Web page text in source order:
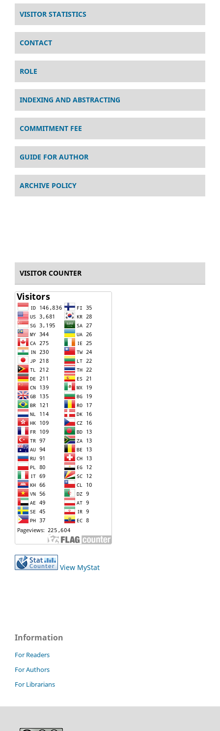
VISITOR STATISTICS
CONTACT
ROLE
INDEXING AND ABSTRACTING
COMMITMENT FEE
GUIDE FOR AUTHOR
ARCHIVE POLICY
VISITOR COUNTER
View MyStat
Information
For Readers
For Authors
For Librarians